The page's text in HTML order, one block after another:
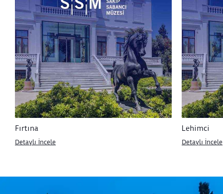
Fırtına
Detaylı İncele
Lehimci
Detaylı İncele